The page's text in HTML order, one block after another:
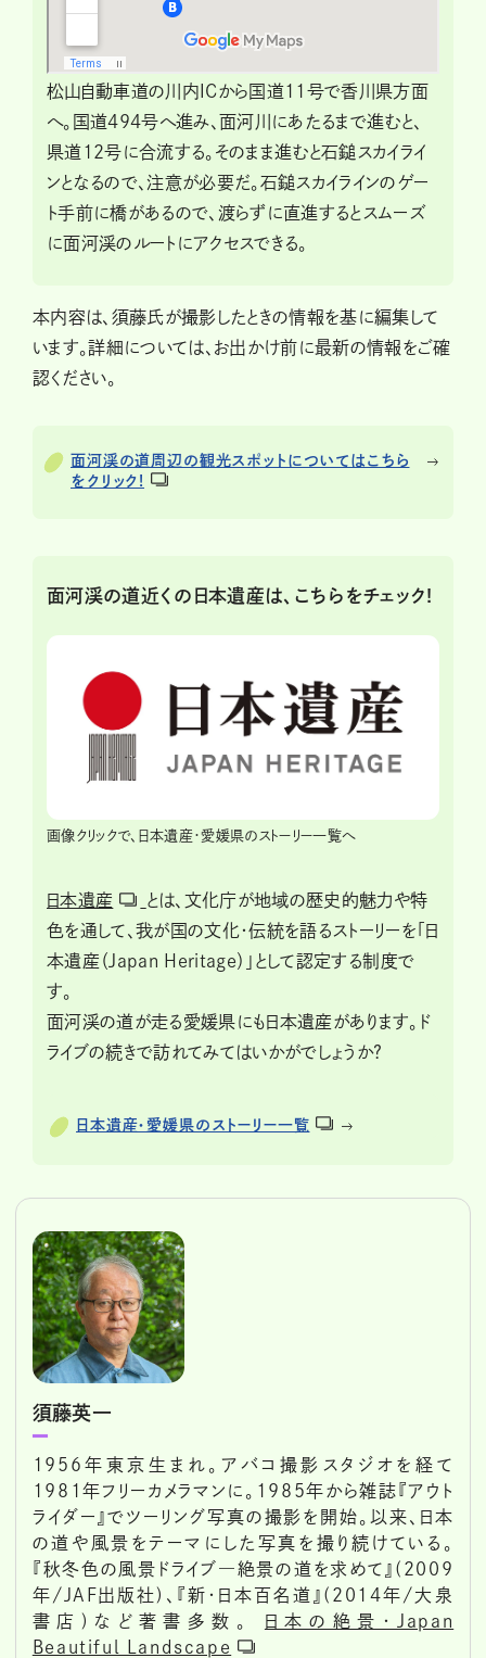
松山自動車道の川内ICから国道11号で香川県方面
へ。国道494号へ進み、面河川にあたるまで進むと、
県道12号に合流する。そのまま進むと石鎚スカイライ
ンとなるので、注意が必要だ。石鎚スカイラインのゲー
ト手前に橋があるので、渡らずに直進するとスムーズ
に面河渓のルートにアクセスできる。
本内容は、須藤氏が撮影したときの情報を基に編集して
います。詳細については、お出かけ前に最新の情報をご確
認ください。
面河渓の道周辺の観光スポットについてはこちら
をクリック!
面河渓の道近くの日本遺産は、こちらをチェック!
画像クリックで、日本遺産・愛媛県のストーリー一覧へ
日本遺産
とは、文化庁が地域の歴史的魅力や特
色を通して、我が国の文化・伝統を語るストーリーを「日
本遺産（Japan Heritage）」として認定する制度で
す。
面河渓の道が走る愛媛県にも日本遺産があります。ド
ライブの続きで訪れてみてはいかがでしょうか?
日本遺産・愛媛県のストーリー一覧
須藤英一
1956年東京生まれ。アバコ撮影スタジオを経て
1981年フリーカメラマンに。1985年から雑誌『アウト
ライダー』でツーリング写真の撮影を開始。以来、日本
の道や風景をテーマにした写真を撮り続けている。
『秋冬色の風景ドライブ―絶景の道を求めて』(2009
年/JAF出版社)、『新・日本百名道』(2014年/大泉
書店)など著書多数。
日本の絶景・Japan
Beautiful Landscape